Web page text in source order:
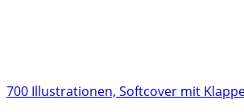
700 Illustrationen, Softcover mit